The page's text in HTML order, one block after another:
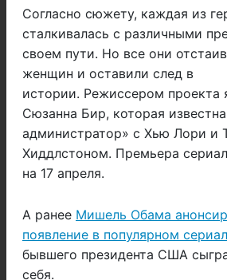
Согласно сюжету, каждая из
сталкивалась с различными
своем пути. Но все они
женщин и оставили след в
истории. Режиссером проекта
Сюзанна Бир, которая
администратор» с Хью Лори и
Хиддлстоном. Премьера
на 17 апреля.
А ранее Мишель Обама
появление в популярном
бывшего президента США
себя.